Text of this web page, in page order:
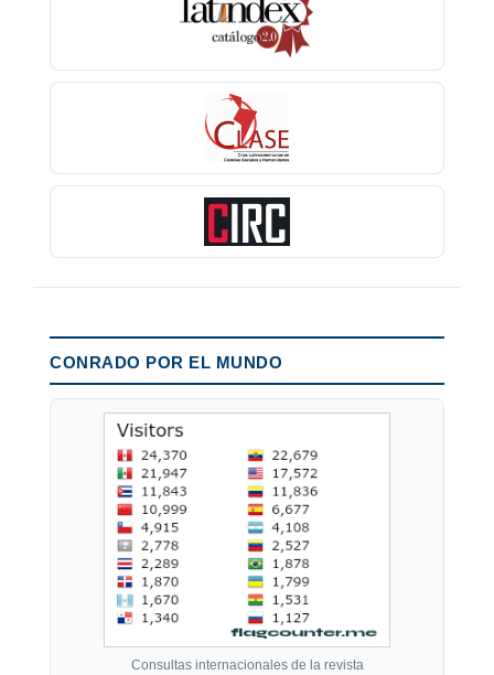
CONRADO POR EL MUNDO
Consultas internacionales de la revista